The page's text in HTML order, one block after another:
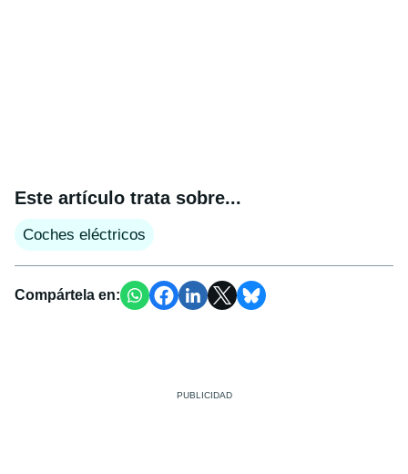
Este artículo trata sobre...
Coches eléctricos
Compártela en: